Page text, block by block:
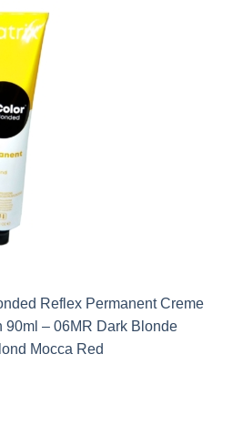
Reflex Permanent Creme
90ml – 06MR Dark Blonde
Mocca Red